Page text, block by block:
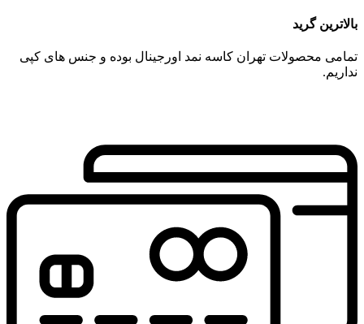
بالاترین گرید
تمامی محصولات تهران کاسه نمد اورجینال بوده و جنس های کپی
نداریم.